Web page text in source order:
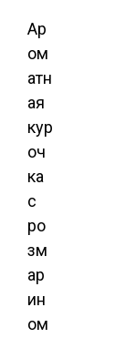
Ар
ом
атн
ая
кур
оч
ка
с
ро
зм
ар
ин
ом